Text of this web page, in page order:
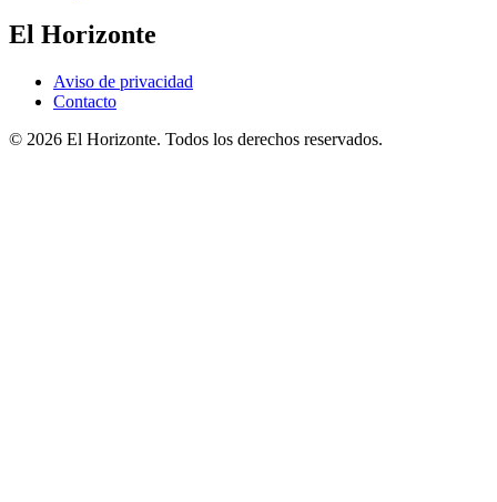
El Horizonte
Aviso de privacidad
Contacto
© 2026 El Horizonte. Todos los derechos reservados.